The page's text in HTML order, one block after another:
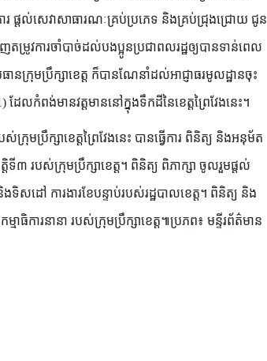
រ ផ្តល់សេវាសាធារណៈគ្រប់ប្រភេទ និងគ្រប់ជ្រុងជ្រោយ ជូន
ម្រូវការចាំបាច់ដល់បងប្អូនប្រជាពលរដ្ឋឲ្យបានទាន់ពេល
នក្រុមប្រឹក្សាខេត្ត ក៏បានណែនាំដល់អាជ្ញាធរមូលដ្ឋានចុះ
ែលកំពង់មានវត្តមាននៅក្នុងទឹកដីនៃខេត្តព្រៃវែងនេះ។
ប្រឹក្សាខេត្តព្រៃវែងនេះ បានធ្វើការ ពិនិត្យ និងអនុម័ត
របស់ក្រុមប្រឹក្សាខេត្ត។ ពិនិត្យ ពិភាក្សា ចូលរួមផ្ដល់
ដៅ ការងារខែបន្ទាប់របស់រដ្ឋបាលខេត្ត។ ពិនិត្យ និង
ារនានា របស់ក្រុមប្រឹក្សាខេត្ត៕ប្រភព៖ មន្ទីរព័ត៌មាន